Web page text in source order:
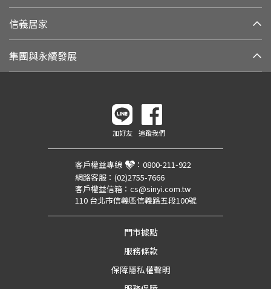
信義居家
集團與永續發展
加好友 追蹤我們
客戶權益專線 ： 0800-211-922
網路客服： (02)2755-7666
客戶權益信箱： cs@sinyi.com.tw
110 台北市信義區信義路五段100號
門市據點
服務條款
保障隱私權聲明